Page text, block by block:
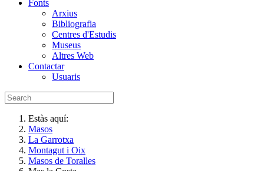
Fonts
Arxius
Bibliografia
Centres d'Estudis
Museus
Altres Web
Contactar
Usuaris
Estàs aquí:
Masos
La Garrotxa
Montagut i Oix
Masos de Toralles